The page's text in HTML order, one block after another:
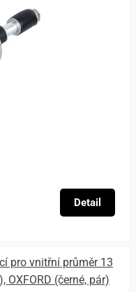
Detail
pro vnitřní průměr 13
(černé, pár)